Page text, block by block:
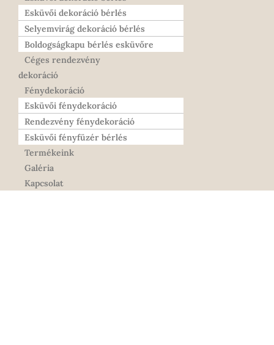
Esküvői dekoráció bérlés
Selyemvirág dekoráció bérlés
Boldogságkapu bérlés esküvőre
Céges rendezvény
dekoráció
Fénydekoráció
Esküvői fénydekoráció
Rendezvény fénydekoráció
Esküvői fényfüzér bérlés
Termékeink
Galéria
Kapcsolat